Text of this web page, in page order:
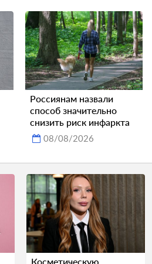
Россиянам назвали
способ значительно
снизить риск инфаркта
08/08/2026
Косметическую